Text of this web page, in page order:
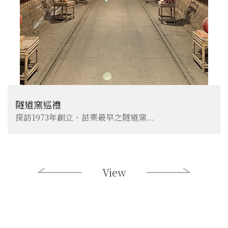
隧道窯巡禮
探訪1973年創立、苗栗最早之隧道窯...
View